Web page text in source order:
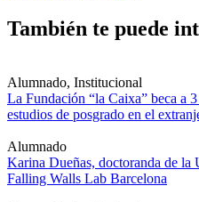
También te puede
Alumnado, Institucional
La Fundación “la Caixa” beca a
estudios de posgrado en el
Alumnado
Karina Dueñas, doctoranda de la
Falling Walls Lab Barcelona